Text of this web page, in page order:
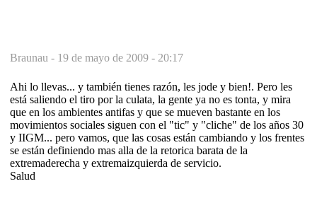
Braunau - 19 de mayo de 2009 - 20:17
Ahi lo llevas... y también tienes razón, les jode y bien!. Pero les
está saliendo el tiro por la culata, la gente ya no es tonta, y mira
que en los ambientes antifas y que se mueven bastante en los
movimientos sociales siguen con el "tic" y "cliche" de los años 30
y IIGM... pero vamos, que las cosas están cambiando y los frentes
se están definiendo mas alla de la retorica barata de la
extremaderecha y extremaizquierda de servicio.
Salud